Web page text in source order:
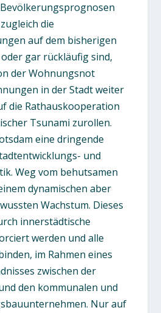
die
auf dem bisherigen
gar rückläufig sind,
der Wohnungsnot
in der Stadt weiter
die Rathauskooperation
Tsunami zurollen.
eine dringende
und
Weg vom behutsamen
dynamischen aber
Wachstum. Dieses
innerstädtische
werden und alle
im Rahmen eines
zwischen der
den kommunalen und
Nur auf